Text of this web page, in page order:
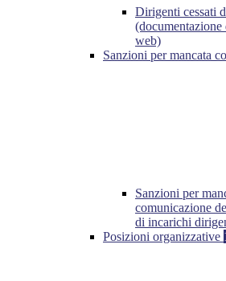
Dirigenti cessati
web)
Sanzioni per mancata
Sanzioni per
comunicazione
di incarichi
Posizioni organizzative